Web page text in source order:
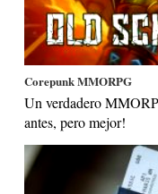
Corepunk MMORPG
Un verdadero
antes, pero mejor!